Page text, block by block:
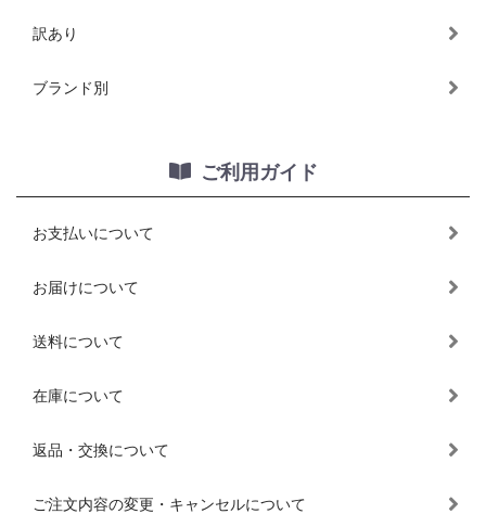
訳あり
ブランド別
ご利用ガイド
お支払いについて
お届けについて
送料について
在庫について
返品・交換について
ご注文内容の変更・キャンセルについて